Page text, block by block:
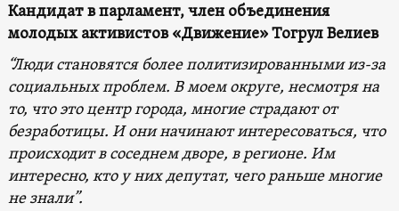
Кандидат в парламент, член объединения
молодых активистов «Движение» Тогрул Велиев
“Люди становятся более политизированными из-за
социальных проблем. В моем округе, несмотря на
то, что это центр города, многие страдают от
безработицы. И они начинают интересоваться, что
происходит в соседнем дворе, в регионе. Им
интересно, кто у них депутат, чего раньше многие
не знали”.